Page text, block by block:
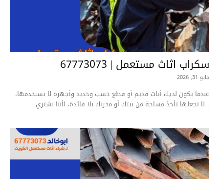
سكراب اثاث مستعمل | 67773073
مايو 31, 2026
عندما يكون لديك أثاث قديم أو قطع خشب وحديد وأجهزة لا تستخدمها،
لا تجعلها تأخذ مساحة من بيتك أو مخزنك بلا فائدة، لأننا نشتري...